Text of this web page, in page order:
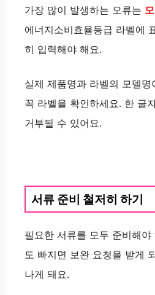
가장 많이 발생하는 오류는
에너지소비효율등급 라벨에
히 입력해야 해요.
실제 제품명과 라벨의 모델
꼭 라벨을 확인하세요. 한 글
거부될 수 있어요.
서류 준비 철저히 하기
필요한 서류를 모두 준비해
도 빠지면 보완 요청을 받게
나게 돼요.